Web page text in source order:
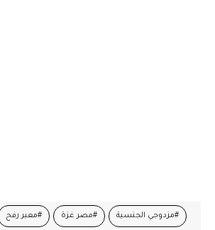
#مزدوجي الجنسية #مصر غزة #معبر رفح